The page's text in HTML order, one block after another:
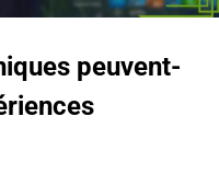
peuvent-